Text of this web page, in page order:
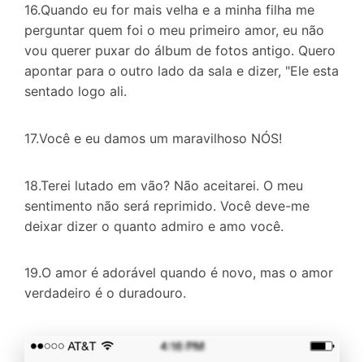
16.Quando eu for mais velha e a minha filha me
perguntar quem foi o meu primeiro amor, eu não
vou querer puxar do álbum de fotos antigo. Quero
apontar para o outro lado da sala e dizer, "Ele esta
sentado logo ali.
17.Você e eu damos um maravilhoso NÓS!
18.Terei lutado em vão? Não aceitarei. O meu
sentimento não será reprimido. Você deve-me
deixar dizer o quanto admiro e amo você.
19.O amor é adorável quando é novo, mas o amor
verdadeiro é o duradouro.